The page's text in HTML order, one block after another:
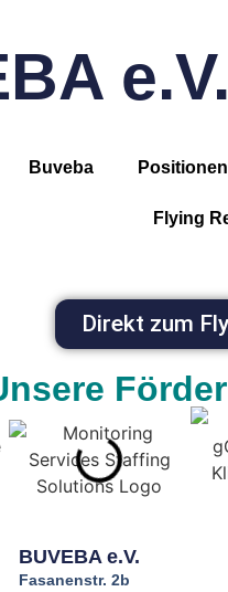
e.V.
Buveba Positionen
Flying
Direkt zum
BUVEBA e.V.
Fasanenstr. 2b